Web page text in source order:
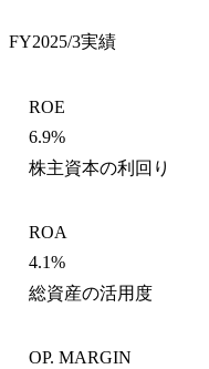
FY2025/3実績
ROE
6.9%
株主資本の利回り
ROA
4.1%
総資産の活用度
OP. MARGIN